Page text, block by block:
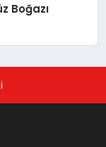
Boğazı